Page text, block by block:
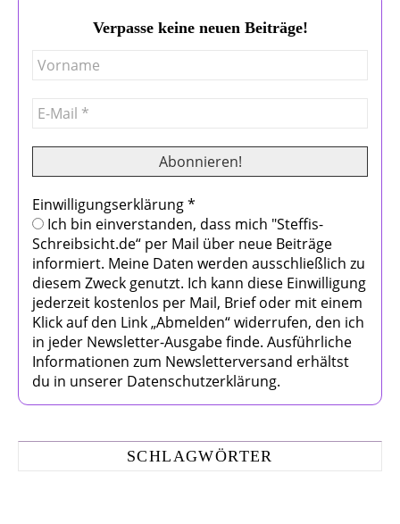
Verpasse keine neuen Beiträge!
Einwilligungserklärung*
Ich bin einverstanden, dass mich "Steffis-
Schreibsicht.de“ per Mail über neue Beiträge
informiert. Meine Daten werden ausschließlich zu
diesem Zweck genutzt. Ich kann diese Einwilligung
jederzeit kostenlos per Mail, Brief oder mit einem
Klick auf den Link „Abmelden“ widerrufen, den ich
in jeder Newsletter-Ausgabe finde. Ausführliche
Informationen zum Newsletterversand erhältst
du in unserer Datenschutzerklärung.
SCHLAGWÖRTER